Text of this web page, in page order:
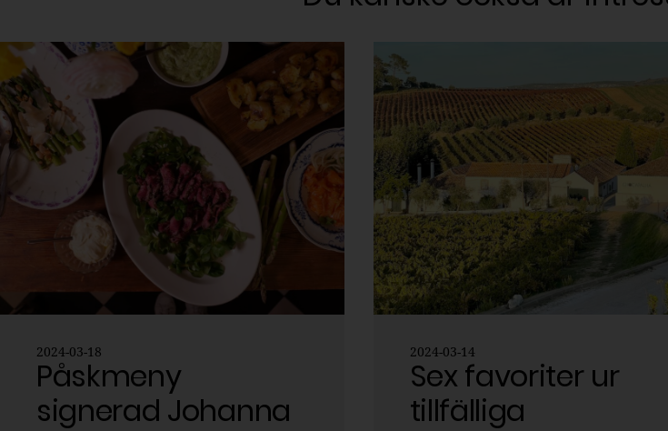
2024-03-18
Påskmeny
signerad Johanna
2024-03-14
Sex favoriter ur
tillfälliga